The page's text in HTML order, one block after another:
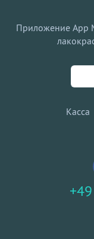
Приложение App
Касса